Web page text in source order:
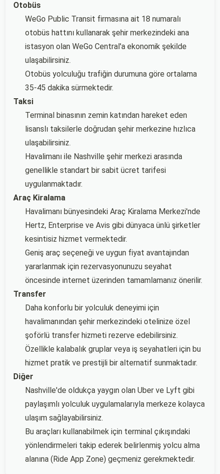
Otobüs
WeGo Public Transit firmasına ait 18 numaralı
otobüs hattını kullanarak şehir merkezindeki ana
istasyon olan WeGo Central'a ekonomik şekilde
ulaşabilirsiniz.
Otobüs yolculuğu trafiğin durumuna göre ortalama
35-45 dakika sürmektedir.
Taksi
Terminal binasının zemin katından hareket eden
lisanslı taksilerle doğrudan şehir merkezine hızlıca
ulaşabilirsiniz.
Havalimanı ile Nashville şehir merkezi arasında
genellikle standart bir sabit ücret tarifesi
uygulanmaktadır.
Araç Kiralama
Havalimanı bünyesindeki Araç Kiralama Merkezi'nde
Hertz, Enterprise ve Avis gibi dünyaca ünlü şirketler
kesintisiz hizmet vermektedir.
Geniş araç seçeneği ve uygun fiyat avantajından
yararlanmak için rezervasyonunuzu seyahat
öncesinde internet üzerinden tamamlamanız önerilir.
Transfer
Daha konforlu bir yolculuk deneyimi için
havalimanından şehir merkezindeki otelinize özel
şoförlü transfer hizmeti rezerve edebilirsiniz.
Özellikle kalabalık gruplar veya iş seyahatleri için bu
hizmet pratik ve prestijli bir alternatif sunmaktadır.
Diğer
Nashville'de oldukça yaygın olan Uber ve Lyft gibi
paylaşımlı yolculuk uygulamalarıyla merkeze kolayca
ulaşım sağlayabilirsiniz.
Bu araçları kullanabilmek için terminal çıkışındaki
yönlendirmeleri takip ederek belirlenmiş yolcu alma
alanına (Ride App Zone) geçmeniz gerekmektedir.